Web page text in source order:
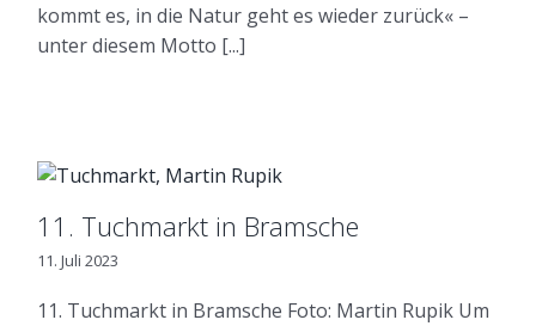
kommt es, in die Natur geht es wieder zurück« –
unter diesem Motto [...]
11. Tuchmarkt in Bramsche
11. Juli 2023
11. Tuchmarkt in Bramsche Foto: Martin Rupik Um